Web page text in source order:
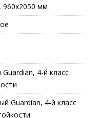
960х2050 мм
4-й класс
Guardian, 4-й класс